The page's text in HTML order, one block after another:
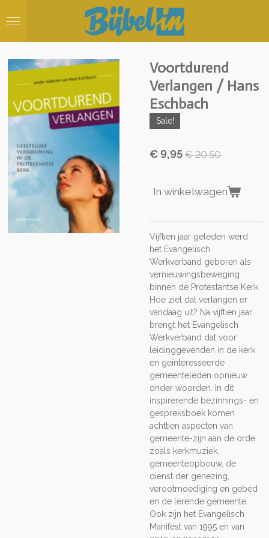
direct
hoofdinhoud
Voortdurend
Verlangen / Hans
Eschbach
Sale!
€ 9,95 € 20,50
In winkelwagen
Vijftien jaar geleden werd
het Evangelisch
Werkverband geboren als
vernieuwingsbeweging
binnen de Protestantse Kerk.
Hoe ziet dat verlangen er
vandaag uit? Na vijftien jaar
brengt het Evangelisch
Werkverband dat voor
leidinggevenden in de kerk
en geïnteresseerde
gemeenteleden opnieuw
onder woorden. In dit
inspirerende bezinnings- en
gespreksboek komen
achttien aspecten van
gemeente-zijn aan de orde
zoals kerkmuziek,
gemeenteopbouw, de
dienst der genezing,
verootmoediging en gebed
en de lerende gemeente.
Ook zijn het Evangelisch
Manifest van 1995 en van